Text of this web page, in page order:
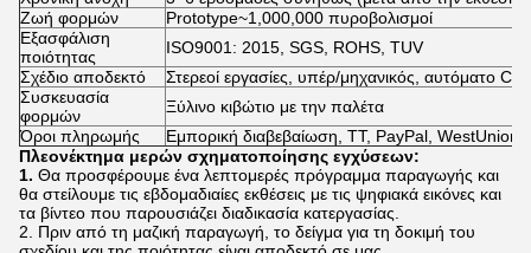
Ζωή φορμών
Prototype~1,000,000 πυροβολισμοί
Εξασφάλιση
ποιότητας
ISO9001: 2015, SGS, ROHS, TUV
Σχέδιο αποδεκτό
Στερεοί εργασίες, υπέρ/μηχανικός, αυτόματο
Συσκευασία
φορμών
Ξύλινο κιβώτιο με την παλέτα
Όροι πληρωμής
Εμπορική διαβεβαίωση, TT, PayPal, WestUnion
Πλεονέκτημα μερών σχηματοποίησης εγχύσεων:
1. Θα προσφέρουμε ένα λεπτομερές πρόγραμμα παραγωγής και
θα στείλουμε τις εβδομαδιαίες εκθέσεις με τις ψηφιακά εικόνες και
τα βίντεο που παρουσιάζει διαδικασία κατεργασίας.
2. Πριν από τη μαζική παραγωγή, το δείγμα για τη δοκιμή του